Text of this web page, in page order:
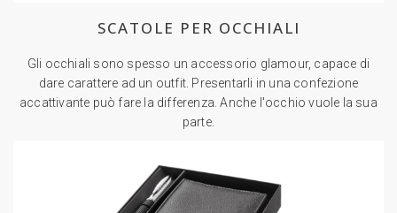
SCATOLE PER OCCHIALI
Gli occhiali sono spesso un accessorio glamour, capace di
dare carattere ad un outfit. Presentarli in una confezione
accattivante può fare la differenza. Anche l'occhio vuole la sua
parte.